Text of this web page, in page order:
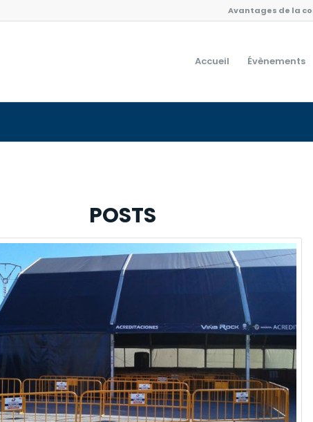
Avantages de la
Accueil Évènements
POSTS